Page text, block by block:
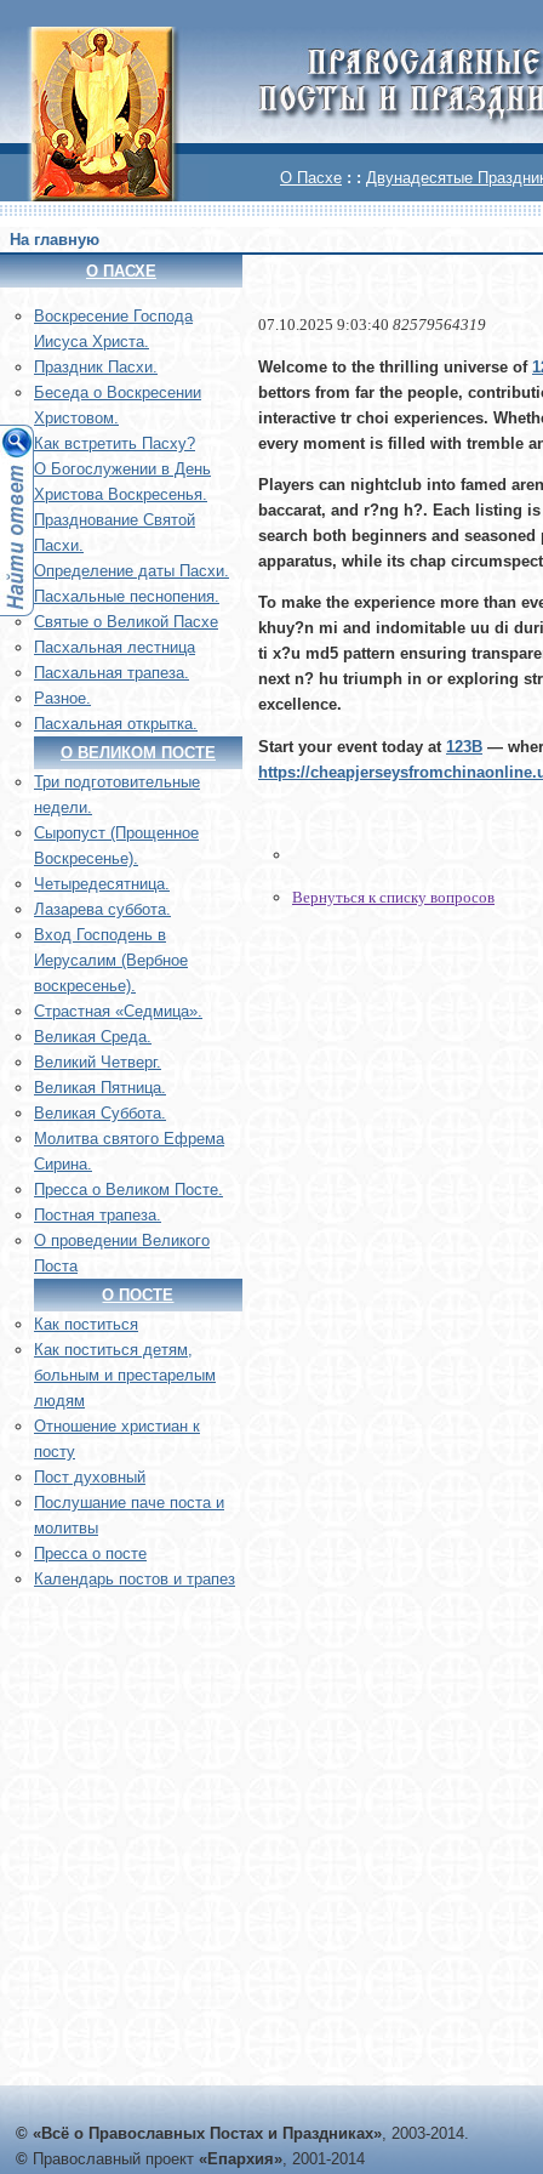
О Пасхе : : Двунадесятые
На главную
О ПАСХЕ
Воскреcение Господа
Иисуса Христа.
Праздник Пасхи.
Беседа о Воскресении
Христовом.
Как встретить Пасху?
О Богослужении в День
Христова Воскресенья.
Празднование Святой
Пасхи.
Определение даты Пасхи.
Пасхальные песнопения.
Святые о Великой Пасхе
Пасхальная лестница
Пасхальная трапеза.
Разное.
Пасхальная открытка.
О ВЕЛИКОМ ПОСТЕ
Три подготовительные
недели.
Сыропуст (Прощенное
Воскресенье).
Четыредесятница.
Лазарева суббота.
Вход Господень в
Иерусалим (Вербное
воскресенье).
Страстная «Седмица».
Великая Среда.
Великий Четверг.
Великая Пятница.
Великая Суббота.
Молитва святого Ефрема
Сирина.
Пресса о Великом Посте.
Постная трапеза.
О проведении Великого
Поста
О ПОСТЕ
Как поститься
Как поститься детям,
больным и престарелым
людям
Отношение христиан к
посту
Пост духовный
Послушание паче поста и
молитвы
Пресса о посте
Календарь постов и трапез
07.10.2025 9:03:40 82579564319
Welcome to the thrilling universe of
bettors from far the people,
interactive tr choi experiences.
every moment is filled with tremble
Players can nightclub into famed
baccarat, and r?ng h?. Each listing
search both beginners and
apparatus, while its chap
To make the experience more than
khuy?n mi and indomitable uu di
ti x?u md5 pattern ensuring
next n? hu triumph in or exploring
excellence.
Start your event today at 123B —
https://
Вернуться к списку вопросов
© «Всё о Православных Постах и Праздниках», 2003-2014.
© Православный проект «Епархия», 2001-2014